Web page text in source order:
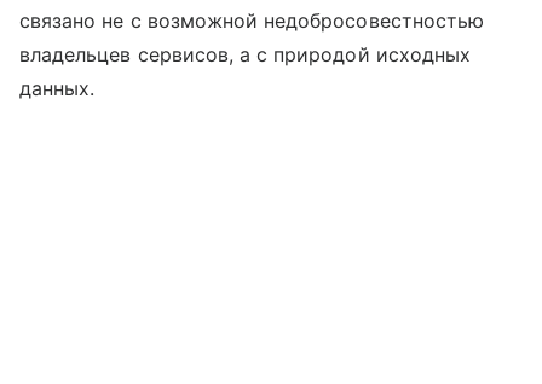
связано не с возможной недобросовестностью
владельцев сервисов, а с природой исходных
данных.